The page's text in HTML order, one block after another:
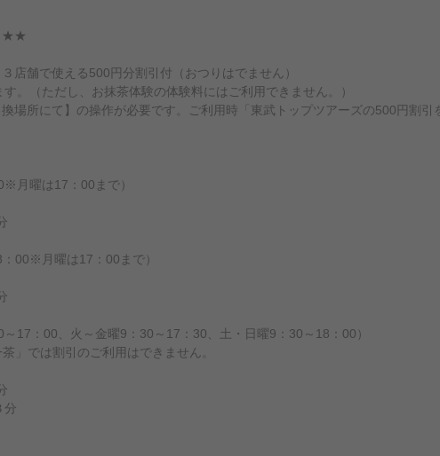
★★
店舗で使える500円分割引付（おつりはでません）
。（ただし、お抹茶体験の体験料にはご利用できません。）
場所にて】の操作が必要です。ご利用時「東武トップツアーズの500円割引
月曜は17：00まで）
00※月曜は17：00まで）
17：00、火～金曜9：30～17：30、土・日曜9：30～18：00）
」では割引のご利用はできません。
分